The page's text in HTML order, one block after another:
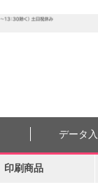
データ
印刷商品